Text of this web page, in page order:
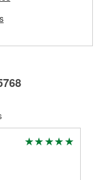
a encontrar las